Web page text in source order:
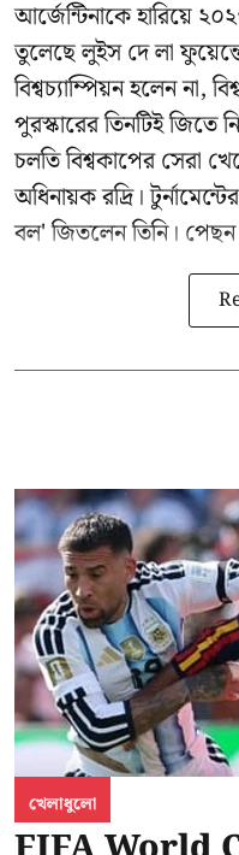
আর্জেন্টিনাকে হারিয়ে
তুলেছে লুইস দে লা
বিশ্বচ্যাম্পিয়ন হলেন না,
পুরস্কারের তিনটিই জিতে
চলতি বিশ্বকাপের সেরা
অধিনায়ক রদ্রি।
বল' জিতলেন তিনি।
খেলাধুলো